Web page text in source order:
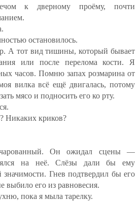
к дверному проёму, почти
остановилось.
А тот вид тишины, который бывает
или после перелома кости. Я
часов. Помню запах розмарина от
вилка всё ещё двигалась, потому
мясо и подносить его ко рту.
Никаких криков?
Он ожидал сцены —
на неё. Слёзы дали бы ему
Гнев подтвердил бы его
выбило его из равновесия.
пока я мыла тарелку.